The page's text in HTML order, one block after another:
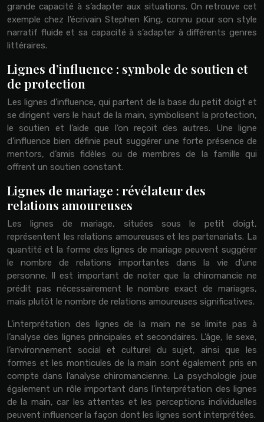
grande capacité à s’adapter aux situations. On retrouve cet
exemple chez l’écrivain Stephen King, connu pour son style
narratif fluide et sa capacité à s’adapter à différents genres
littéraires.
Lignes d’influence : symbole de soutien et
de protection
Les lignes d’influence, qui partent de la base du petit doigt et
se dirigent vers le haut de la main, symbolisent la protection,
le soutien et l’aide que l’on reçoit des autres. Une ligne
d’influence bien définie peut suggérer une forte présence de
mentors, d’amis fidèles ou de membres de la famille qui
offrent un soutien constant.
Lignes de mariage : révélateur des
relations amoureuses
Les lignes de mariage, situées sous le petit doigt,
représentent les relations amoureuses et les partenariats. La
quantité et la forme des lignes de mariage peuvent suggérer
le nombre de relations importantes dans la vie d’une
personne. Il est important de noter que la chiromancie ne
prédit pas nécessairement le nombre exact de mariages,
mais plutôt le nombre de relations amoureuses significatives.
L’interprétation des lignes de la main ne se limite pas à
l’analyse des lignes principales et secondaires. L’âge, le sexe,
l’environnement social et culturel du sujet, ainsi que les
formes et les monticules de la main sont également pris en
compte dans l’analyse chiromancienne. La psychologie joue
également un rôle important dans l’interprétation des lignes
de la main, car les attentes et les perceptions individuelles
peuvent influencer la façon dont les lignes sont interprétées.